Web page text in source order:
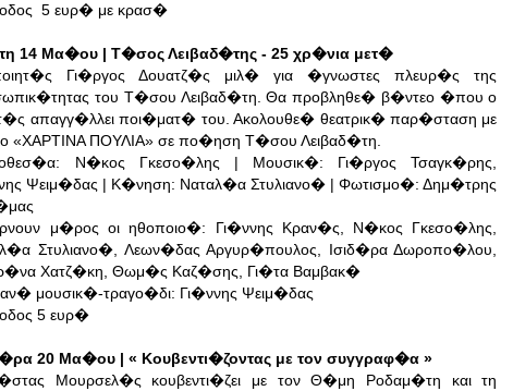
5 ευρ� με κρασ�
14 Μα�ου | Τ�σος Λειβαδ�της - 25 χρ�νια μετ�
Γι�ργος Δουατζ�ς μιλ� για �γνωστες πλευρ�ς της
του Τ�σου Λειβαδ�τη. Θα προβληθε� β�ντεο �που ο
απαγγ�λλει ποι�ματ� του. Ακολουθε� θεατρικ� παρ�σταση με
«ΧΑΡΤΙΝΑ ΠΟΥΛΙΑ» σε πο�ηση Τ�σου Λειβαδ�τη.
Ν�κος Γκεσο�λης | Μουσικ�: Γι�ργος Τσαγκ�ρης,
Ψειμ�δας | Κ�νηση: Ναταλ�α Στυλιανο� | Φωτισμο�: Δημ�τρης
μ�ρος οι ηθοποιο�: Γι�ννης Κραν�ς, Ν�κος Γκεσο�λης,
Στυλιανο�, Λεων�δας Αργυρ�πουλος, Ισιδ�ρα Δωροπο�λου,
Χατζ�κη, Θωμ�ς Καζ�σης, Γι�τα Βαμβακ�
μουσικ�-τραγο�δι: Γι�ννης Ψειμ�δας
5 ευρ�
20 Μα�ου | « Κουβεντι�ζοντας με τον συγγραφ�α »
Μουρσελ�ς κουβεντι�ζει με τον Θ�μη Ροδαμ�τη και τη